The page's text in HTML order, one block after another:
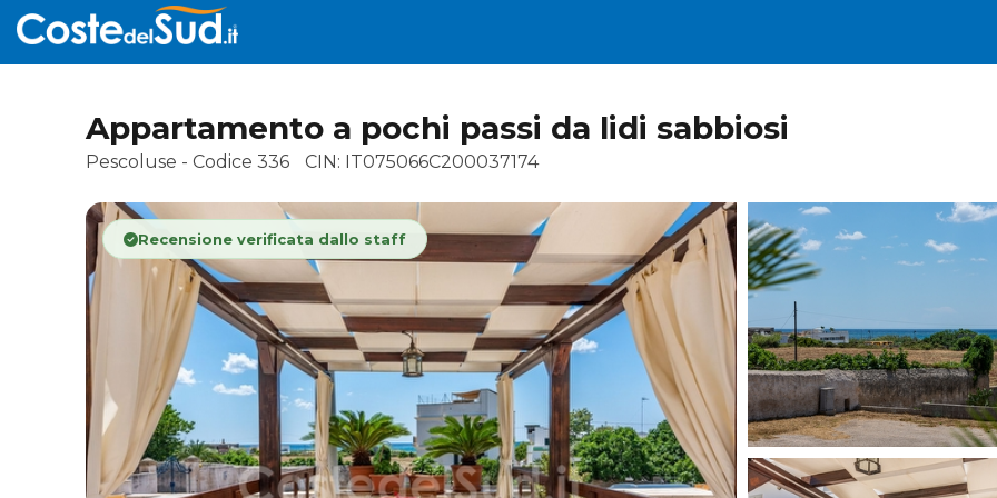
Appartamento a pochi passi da lidi sabbiosi
Pescoluse - Codice 336 CIN: IT075066C200037174
Recensione verificata dallo staff